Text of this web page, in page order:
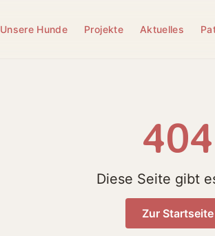
Unsere Hunde Projekte Aktuelles
404
Diese Seite gibt
Zur Startseite